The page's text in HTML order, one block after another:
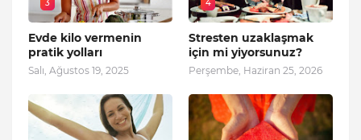
3
Evde kilo vermenin
pratik yolları
Salı, Ağustos 19, 2025
4
Stresten uzaklaşmak
için mi yiyorsunuz?
Perşembe, Haziran 25, 2026